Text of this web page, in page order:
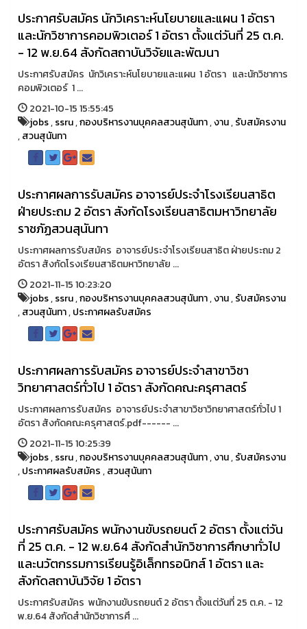
ประกาศรับสมัคร นักวิเคราะห์นโยบายและแผน 1 อัตรา
และนักวิชาการคอมพิวเตอร์ 1 อัตรา ตั้งแต่วันที่ 25 ต.ค.
- 12 พ.ย.64 สังกัดสถาบันวิจัยและพัฒนา
ประกาศรับสมัคร นักวิเคราะห์นโยบายและแผน 1 อัตรา และนักวิชาการ
คอมพิวเตอร์ 1 ...
2021-10-15 15:55:45
jobs,ssru,กองบริหารงานบุคคลสวนสุนันทา,งาน,รับสมัครงาน
,สวนสุนันทา
ประกาศผลการรับสมัคร อาจารย์ประจำโรงเรียนสาธิต
ฝ่ายประถม 2 อัตรา สังกัดโรงเรียนสาธิตมหาวิทยาลัย
ราชภัฏสวนสุนันทา
ประกาศผลการรับสมัคร อาจารย์ประจำโรงเรียนสาธิต ฝ่ายประถม 2
อัตรา สังกัดโรงเรียนสาธิตมหาวิทยาลัย ...
2021-11-15 10:23:20
jobs,ssru,กองบริหารงานบุคคลสวนสุนันทา,งาน,รับสมัครงาน
,สวนสุนันทา,ประกาศผลรับสมัคร
ประกาศผลการรับสมัคร อาจารย์ประจำสาขาวิชา
วิทยาศาสตร์ทั่วไป 1 อัตรา สังกัดคณะครุศาสตร์
ประกาศผลการรับสมัคร อาจารย์ประจำสาขาวิชาวิทยาศาสตร์ทั่วไป 1
อัตรา สังกัดคณะครุศาสตร์.pdf------ ...
2021-11-15 10:25:39
jobs,ssru,กองบริหารงานบุคคลสวนสุนันทา,งาน,รับสมัครงาน
,ประกาศผลรับสมัคร,สวนสุนันทา
ประกาศรับสมัคร พนักงานขับรถยนต์ 2 อัตรา ตั้งแต่วัน
ที่ 25 ต.ค. - 12 พ.ย.64 สังกัดสำนักวิชาการศึกษาทั่วไป
และนวัตกรรมการเรียนรู้อิเล็กทรอนิกส์ 1 อัตรา และ
สังกัดสถาบันวิจัย 1 อัตรา
ประกาศรับสมัคร พนักงานขับรถยนต์ 2 อัตรา ตั้งแต่วันที่ 25 ต.ค. - 12
พ.ย.64 สังกัดสำนักวิชาการศึ ...